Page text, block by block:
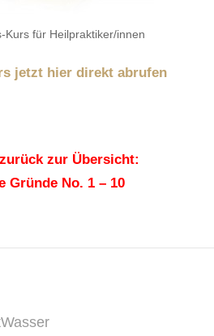
Kurs für Heilpraktiker/innen
jetzt hier direkt abrufen
zurück zur Übersicht:
Gründe No. 1 – 10